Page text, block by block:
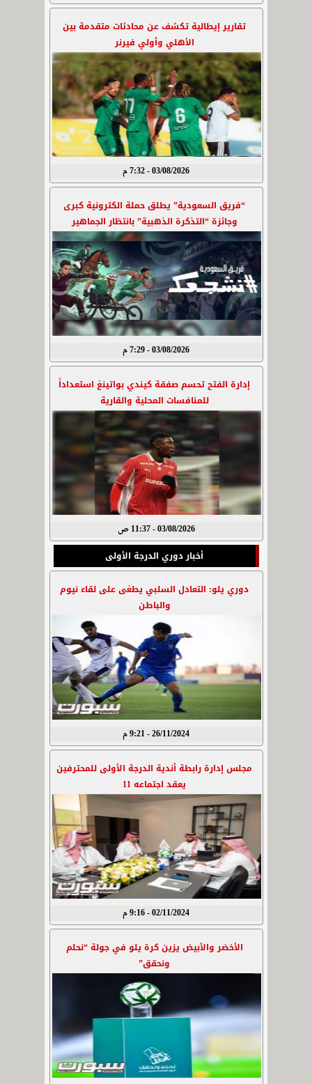
تقارير إيطالية تكشف عن محادثات متقدمة بين
الأهلي وأولي فيرنر
03/08/2026 - 7:32 م
“فريق السعودية” يطلق حملة الكترونية كبرى
وجائزة “التذكرة الذهبية” بانتظار الجماهير
03/08/2026 - 7:29 م
إدارة الفتح تحسم صفقة كيندي بواتينغ استعداداً
للمنافسات المحلية والقارية
03/08/2026 - 11:37 ص
أخبار دوري الدرجة الأولى
دوري يلو: التعادل السلبي يطغى على لقاء نيوم
والباطن
26/11/2024 - 9:21 م
مجلس إدارة رابطة أندية الدرجة الأولى للمحترفين
يعقد اجتماعه 11
02/11/2024 - 9:16 م
الأخضر والأبيض يزين كرة يلو في جولة “نحلم
ونحقق”